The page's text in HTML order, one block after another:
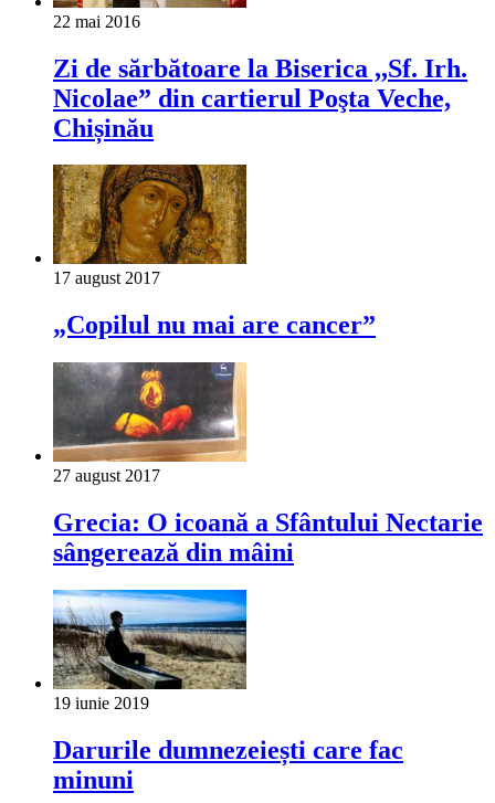
22 mai 2016
Zi de sărbătoare la Biserica ,,Sf. Irh.
Nicolae” din cartierul Poşta Veche,
Chișinău
17 august 2017
„Copilul nu mai are cancer”
27 august 2017
Grecia: O icoană a Sfântului Nectarie
sângerează din mâini
19 iunie 2019
Darurile dumnezeiești care fac
minuni